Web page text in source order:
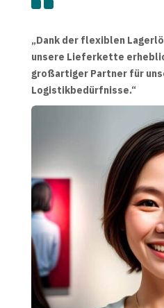
„Dank der flexiblen
unsere Lieferkette
großartiger Partner für
Logistikbedürfnisse.“